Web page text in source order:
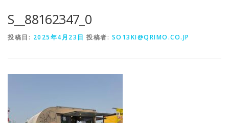
S__88162347_0
投稿日: 2025年4月23日 投稿者: SO13KI@QRIMO.CO.JP